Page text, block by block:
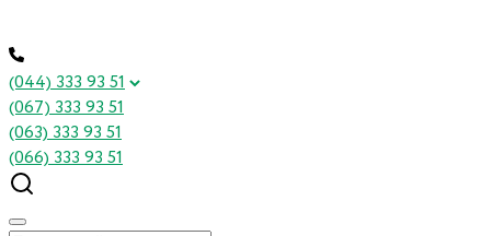
(044) 333 93 51
(067) 333 93 51
(063) 333 93 51
(066) 333 93 51